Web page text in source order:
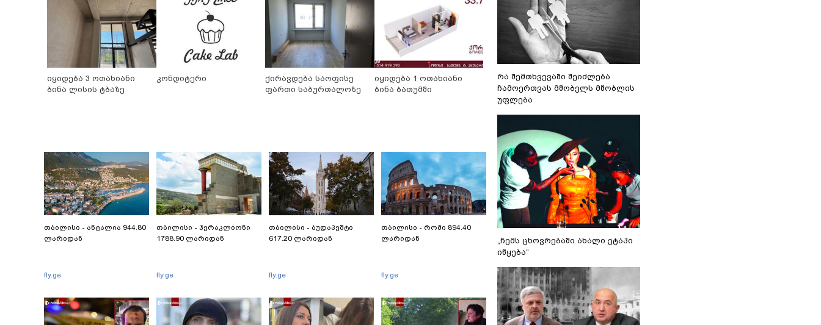
იყიდება 3 ოთახიანი
ბინა ლისის ტბაზე
კონდიტერი
ქირავდება საოფისე
ფართი საბურთალოზე
იყიდება 1 ოთახიანი
ბინა ბათუმში
თბილისი - ანტალია 944.80
ლარიდან
fly.ge
თბილისი - ჰერაკლიონი
1788.90 ლარიდან
fly.ge
თბილისი - ბუდაპეშტი
617.20 ლარიდან
fly.ge
თბილისი - რომი 894.40
ლარიდან
fly.ge
რა შემთხვევაში შეიძლება
ჩამოერთვას მშობელს მშობლის
უფლება
„ჩემს ცხოვრებაში ახალი ეტაპი
იწყება“